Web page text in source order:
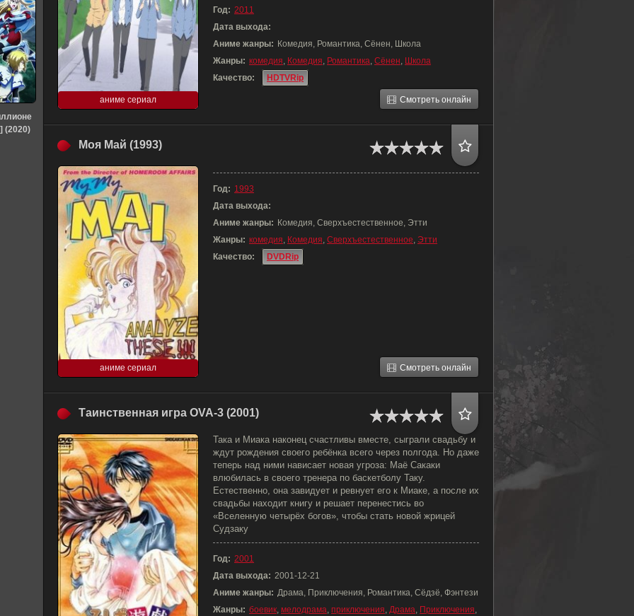
аниме сериал
Год: 2011
Дата выхода:
Аниме жанры: Комедия, Романтика, Сёнен, Школа
Жанры: комедия, Комедия, Романтика, Сёнен, Школа
Качество:
HDTVRip
Смотреть онлайн
Моя Май (1993)
аниме сериал
Год: 1993
Дата выхода:
Аниме жанры: Комедия, Сверхъестественное, Этти
Жанры: комедия, Комедия, Сверхъестественное, Этти
Качество:
DVDRip
Смотреть онлайн
Таинственная игра OVA-3 (2001)
Така и Миака наконец счастливы вместе, сыграли свадьбу и
ждут рождения своего ребёнка всего через полгода. Но даже
теперь над ними нависает новая угроза: Маё Сакаки
влюбилась в своего тренера по баскетболу Таку.
Естественно, она завидует и ревнует его к Миаке, а после их
свадьбы находит книгу и решает перенестись во
«Вселенную четырёх богов», чтобы стать новой жрицей
Судзаку
Год: 2001
Дата выхода: 2001-12-21
Аниме жанры: Драма, Приключения, Романтика, Сёдзё, Фэнтези
Жанры: боевик, мелодрама, приключения, Драма, Приключения,
(2020)